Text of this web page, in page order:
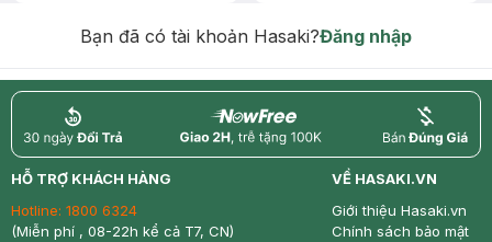
Bạn đã có tài khoản Hasaki?Đăng nhập
return nowfree price
HỖ TRỢ KHÁCH HÀNG
Hotline: 1800 6324
(Miễn phí , 08-22h kể cả T7, CN)
VỀ HASAKI.VN
Giới thiệu Hasaki.vn
Chính sách bảo mật